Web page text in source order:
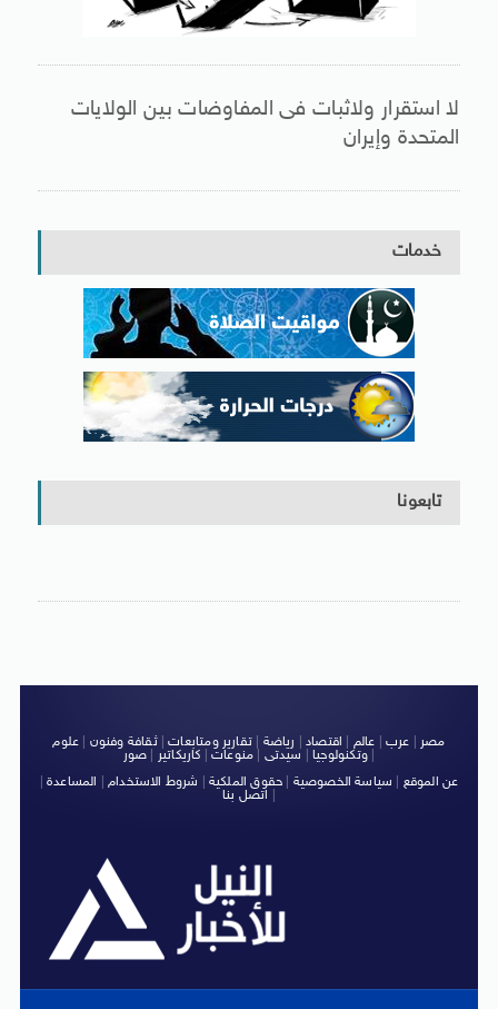
لا استقرار ولاثبات فى المفاوضات بين الولايات
المتحدة وإيران
خدمات
تابعونا
مصر عرب عالم اقتصاد رياضة |تقارير ومتابعات|ثقافة وفنون
علوم
وتكنولوجيا| سيدتى منوعات كاريكاتير صور
|
عن الموقع
سياسة الخصوصية حقوق الملكية شروط الاستخدام| المساعدة|
اتصل بنا